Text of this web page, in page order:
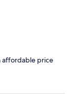
affordable price